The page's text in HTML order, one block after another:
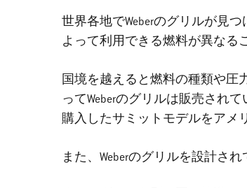
世界各地でWeberのグリルが見
よって利用できる燃料が異なる
国境を越えると燃料の種類や圧
ってWeberのグリルは販売され
購入したサミットモデルをアメ
また、Weberのグリルを設計さ